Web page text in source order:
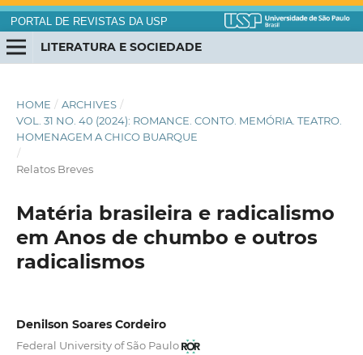
PORTAL DE REVISTAS DA USP
LITERATURA E SOCIEDADE
HOME / ARCHIVES /
VOL. 31 NO. 40 (2024): ROMANCE. CONTO. MEMÓRIA. TEATRO.
HOMENAGEM A CHICO BUARQUE
/
Relatos Breves
Matéria brasileira e radicalismo
em Anos de chumbo e outros
radicalismos
Denilson Soares Cordeiro
Federal University of São Paulo